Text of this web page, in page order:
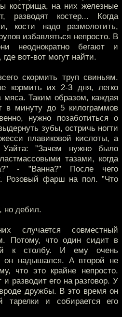
кострища, на них железные
разводят костер... Когда
кости надо размолотить,
избавляться непросто. В
неоднократно бегают и
вот-вот могут найти.
скормить труп свиньям.
кормить их 2-3 дня, легко
мяса. Таким образом, каждая
в минуту до 5 килограммов
нужно позаботиться о
зубы, остричь ногти
плавиковой кислоты, а
”Зачем нужно было
тазами, когда
- ”Ванна?” После чего
Розовый фарш на пол. ”Что
но дебил.
случается совместный
Потому, что один сидит в
к столбу. И ему очень
он надышался. А второй не
что это крайне непросто.
и разводит его на разговор. У
дружбы. В это время он
тарелки и собирается его